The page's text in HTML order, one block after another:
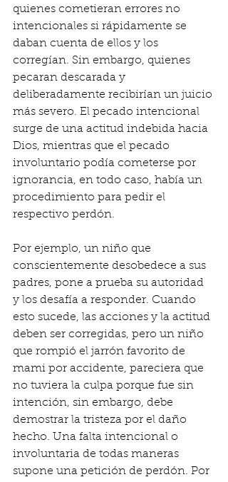
quienes cometieran errores no
intencionales si rápidamente se
daban cuenta de ellos y los
corregían. Sin embargo, quienes
pecaran descarada y
deliberadamente recibirían un juicio
más severo. El pecado intencional
surge de una actitud indebida hacia
Dios, mientras que el pecado
involuntario podía cometerse por
ignorancia, en todo caso, había un
procedimiento para pedir el
respectivo perdón.
Por ejemplo, un niño que
conscientemente desobedece a sus
padres, pone a prueba su autoridad
y los desafía a responder. Cuando
esto sucede, las acciones y la actitud
deben ser corregidas, pero un niño
que rompió el jarrón favorito de
mami por accidente, pareciera que
no tuviera la culpa porque fue sin
intención, sin embargo, debe
demostrar la tristeza por el daño
hecho. Una falta intencional o
involuntaria de todas maneras
supone una petición de perdón. Por